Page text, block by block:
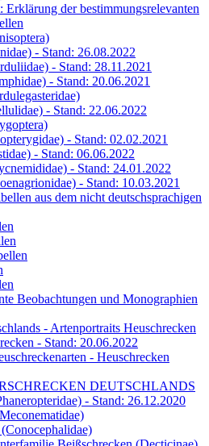
Erklärung der bestimmungsrelevanten
- Stand: 26.08.2022
- Stand: 28.11.2021
- Stand: 20.06.2021
- Stand: 22.06.2022
- Stand: 02.02.2021
- Stand: 06.06.2022
- Stand: 24.01.2022
- Stand: 10.03.2021
aus dem nicht deutschsprachigen
Beobachtungen und Monographien
- Artenportraits Heuschrecken
- Stand: 20.06.2022
- Heuschrecken
DEUTSCHLANDS
- Stand: 26.12.2020